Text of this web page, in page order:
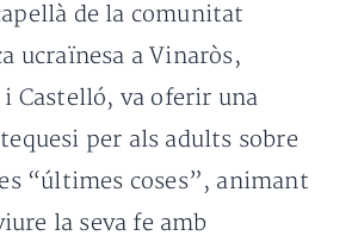
de la comunitat
ucraïnesa a Vinaròs,
i Castelló, va oferir una
per als adults sobre
“últimes coses”, animant
la seva fe amb